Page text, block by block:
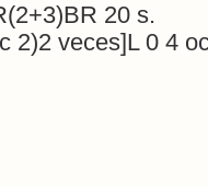
20 s.
2)2 veces]L 0 4